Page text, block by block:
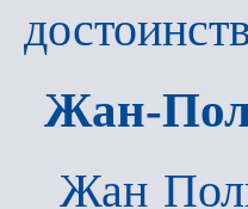
Жан-
Жан